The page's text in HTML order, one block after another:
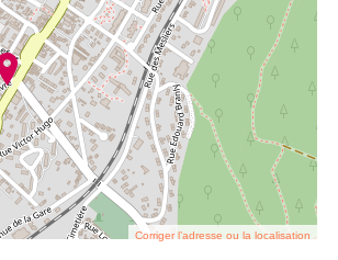
Corriger l’adresse ou la localisation